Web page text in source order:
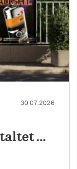
30.07.2026
…